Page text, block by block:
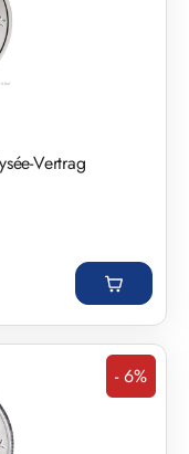
Vertrag
Rabatt
- 6%